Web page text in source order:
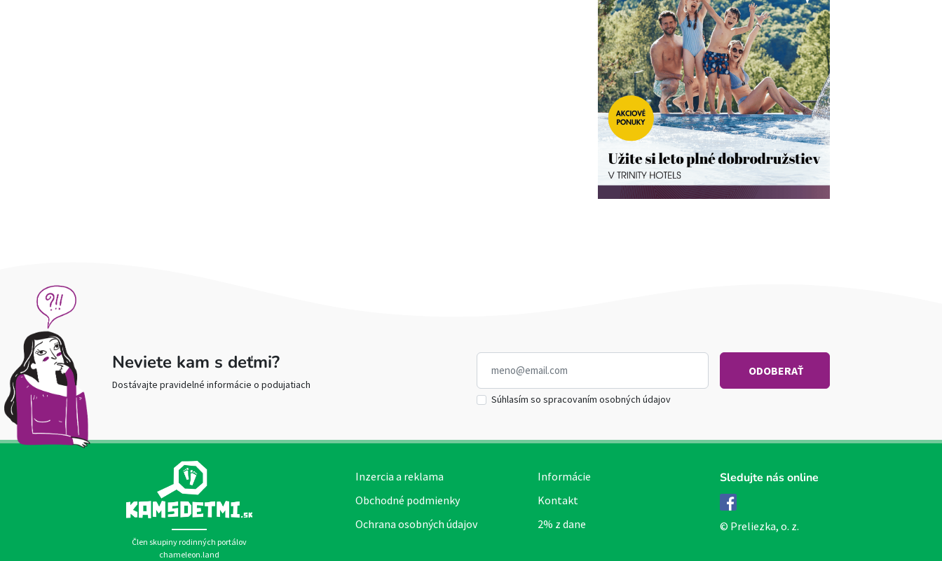
Neviete kam s deťmi?
Dostávajte pravidelné informácie o podujatiach
Súhlasím so spracovaním osobných údajov
Člen skupiny rodinných portálov
chameleon.land
Inzercia a reklama
Obchodné podmienky
Ochrana osobných údajov
Informácie
Kontakt
2% z dane
Sledujte nás online
© Preliezka, o. z.